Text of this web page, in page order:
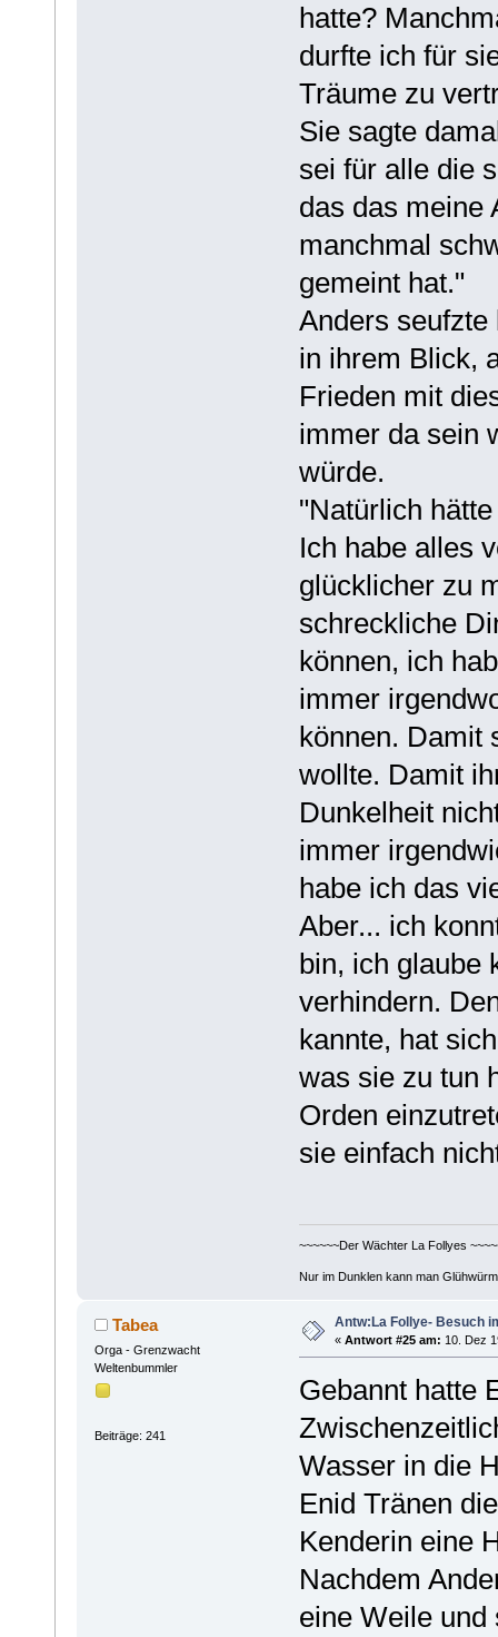
hatte?
durfte ich für
Träume zu
Sie sagte
sei für alle die
das das meine
manchmal
gemeint hat."
Anders
in ihrem Blick,
Frieden mit
immer da sein
würde.
"Natürlich
Ich habe alles
glücklicher zu
schreckliche
können, ich
immer
können. Damit
wollte. Damit
Dunkelheit
immer
habe ich das
Aber... ich
bin, ich glaube
verhindern.
kannte, hat
was sie zu tun
Orden
sie einfach
~~~~~~Der Wächter La Follyes
Nur im Dunklen kann man
Tabea
Orga - Grenzwacht
Weltenbummler
Beiträge: 241
Antw:La Follye- Besuch
« Antwort #25 am: 10. Dez
Gebannt hatte
Wasser in die
Enid Tränen
Kenderin eine
Nachdem
eine Weile und